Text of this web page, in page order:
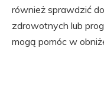
również sprawdzić
zdrowotnych lub
mogą pomóc w